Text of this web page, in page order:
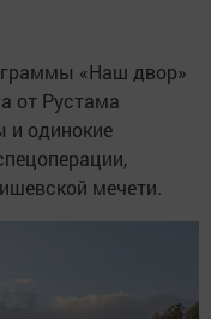
«Наш двор»
от Рустама
и одинокие
мечети.